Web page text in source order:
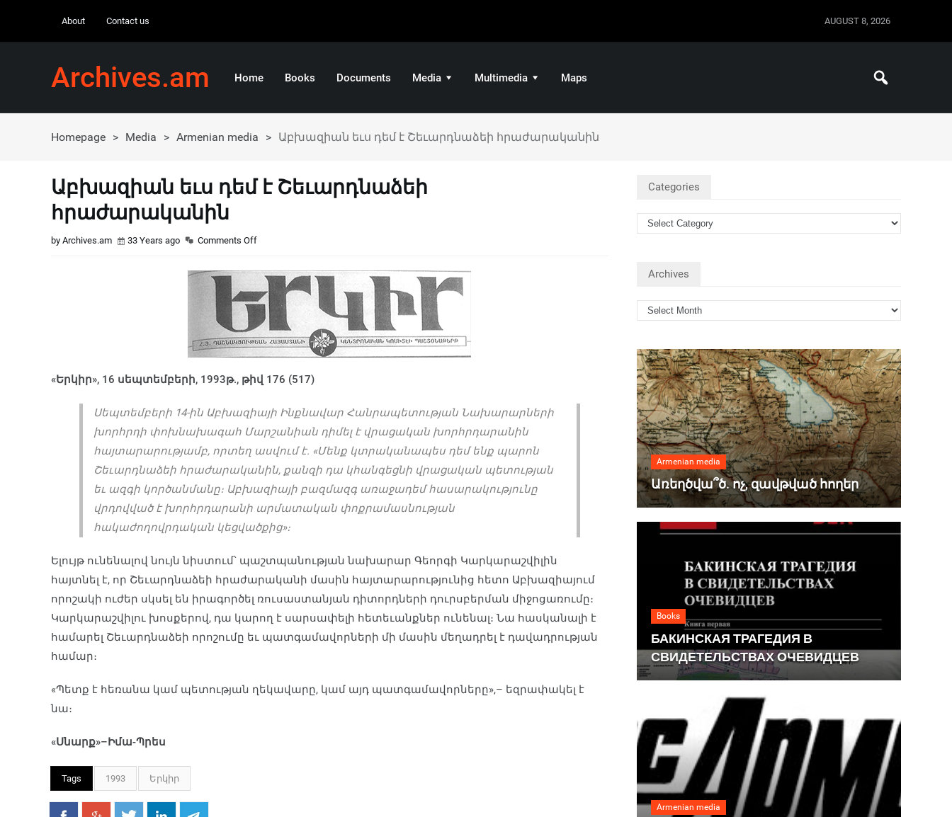
About Contact us AUGUST 8, 2026
Archives.am Home Books Documents Media Multimedia Maps
Homepage > Media > Armenian media > Աբխազիան եւս դեմ է Շեւարդնաձեի հրաժարականին
Աբխազիան եւս դեմ է Շեւարդնաձեի
հրաժարականին
by Archives.am 33 Years ago Comments Off
«Երկիր», 16 սեպտեմբերի, 1993թ., թիվ 176 (517)
Սեպտեմբերի 14-ին Աբխազիայի Ինքնավար Հանրապետության Նախարարների
խորհրդի փոխնախագահ Մարշանիան դիմել է վրացական խորհրդարանին
հայտարարությամբ, որտեղ ասվում է. «Մենք կտրականապես դեմ ենք պարոն
Շեւարդնաձեի հրաժարականին, քանզի դա կհանգեցնի վրացական պետության
եւ ազգի կործանմանը։ Աբխազիայի բազմազգ առաջադեմ հասարակությունը
վրդովված է խորհրդարանի արմատական փոքրամասնության
հակաժողովրդական կեցվածքից»։
Ելույթ ունենալով նույն նիստում՝ պաշտպանության նախարար Գեորգի Կարկարաշվիլին
հայտնել է, որ Շեւարդնաձեի հրաժարականի մասին հայտարարությունից հետո Աբխազիայում
որոշակի ուժեր սկսել են իրագործել ռուսաստանյան դիտորդների դուրսբերման միջոցառումը։
Կարկարաշվիլու խոսքերով, դա կարող է սարսափելի հետեւանքներ ունենալ։ Նա հասկանալի է
համարել Շեւարդնաձեի որոշումը եւ պատգամավորների մի մասին մեղադրել է դավադրության
համար։
«Պետք է հեռանա կամ պետության ղեկավարը, կամ այդ պատգամավորները»,– եզրափակել է
նա։
«Սնարք»–Իմա-Պրես
Tags 1993 Երկիր
Categories
Archives
Armenian media
Առեղծվա՞ծ. ոչ, զավթված հողեր
Books
БАКИНСКАЯ ТРАГЕДИЯ В
СВИДЕТЕЛЬСТВАХ ОЧЕВИДЦЕВ
Armenian media